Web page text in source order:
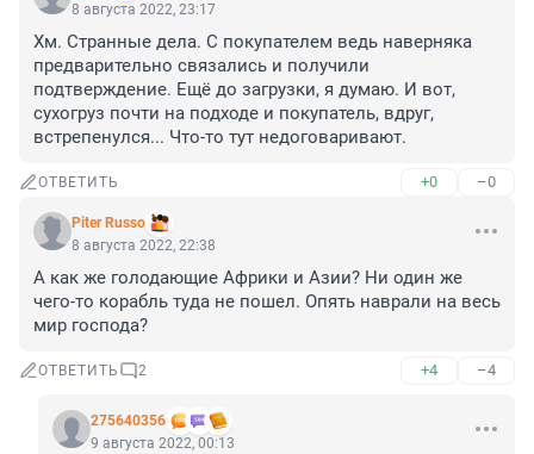
8 августа 2022, 23:17
Хм. Странные дела. С покупателем ведь наверняка
предварительно связались и получили
подтверждение. Ещё до загрузки, я думаю. И вот,
сухогруз почти на подходе и покупатель, вдруг,
встрепенулся... Что-то тут недоговаривают.
ОТВЕТИТЬ +0 –0
Piter Russo
8 августа 2022, 22:38
А как же голодающие Африки и Азии? Ни один же
чего-то корабль туда не пошел. Опять наврали на весь
мир господа?
ОТВЕТИТЬ 2 +4 –4
275640356
9 августа 2022, 00:13